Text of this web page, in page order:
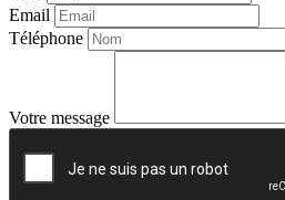
Email
Téléphone
Votre message